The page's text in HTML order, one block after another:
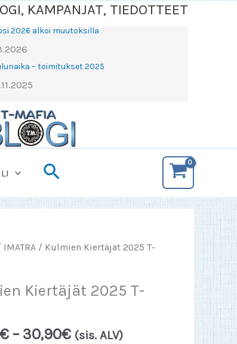
KAMPANJAT, TIEDOTTEET
2026 alkoi muutoksilla
– toimitukset 2025
Hae
IMATRA / Kulmien Kiertäjät 2025 T-
Kiertäjät 2025 T-
– 30,90€Hintaluokka:
(sis. ALV)